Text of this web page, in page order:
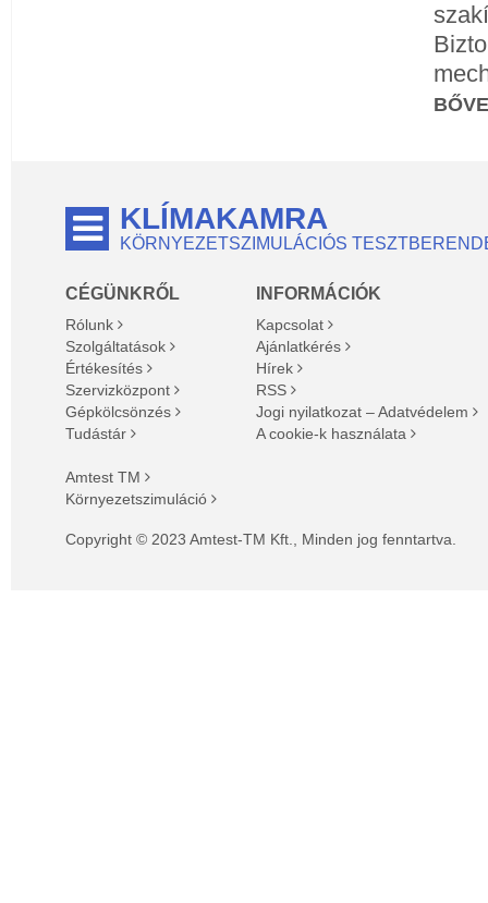
KLÍMAKAMRA
KÖRNYEZETSZIMULÁCIÓS
CÉGÜNKRŐL
Rólunk
Szolgáltatások
Értékesítés
Szervizközpont
Gépkölcsönzés
Tudástár
Amtest TM
Környezetszimuláció
INFORMÁCIÓK
Kapcsolat
Ajánlatkérés
Hírek
RSS
Jogi nyilatkozat – Adatvédelem
A cookie-k használata
Copyright © 2023 Amtest-TM Kft., Minden jog fenntartva.